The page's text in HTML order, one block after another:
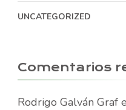
UNCATEGORIZED
Comentarios
Rodrigo Galván Graf